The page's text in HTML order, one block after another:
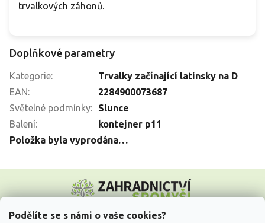
Podělíte se s námi o vaše cookies?
trvalkových záhonů.
Doplňkové parametry
Kategorie:
Trvalky začínající latinsky na D
EAN:
2284900073687
Světelné podmínky:
Slunce
Balení:
kontejner p11
Položka byla vyprodána…
p